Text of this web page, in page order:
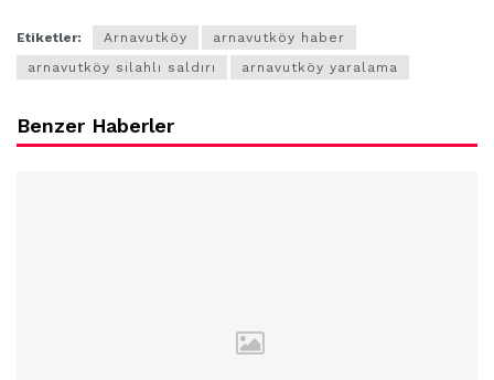
Etiketler: Arnavutköy
arnavutköy haber
arnavutköy silahlı saldırı
arnavutköy yaralama
Benzer Haberler